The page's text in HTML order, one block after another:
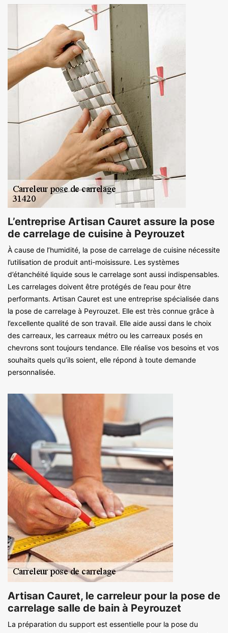
L’entreprise Artisan Cauret assure la pose
de carrelage de cuisine à Peyrouzet
À cause de l’humidité, la pose de carrelage de cuisine nécessite
l’utilisation de produit anti-moisissure. Les systèmes
d’étanchéité liquide sous le carrelage sont aussi indispensables.
Les carrelages doivent être protégés de l’eau pour être
performants. Artisan Cauret est une entreprise spécialisée dans
la pose de carrelage à Peyrouzet. Elle est très connue grâce à
l’excellente qualité de son travail. Elle aide aussi dans le choix
des carreaux, les carreaux métro ou les carreaux posés en
chevrons sont toujours tendance. Elle réalise vos besoins et vos
souhaits quels qu’ils soient, elle répond à toute demande
personnalisée.
Artisan Cauret, le carreleur pour la pose de
carrelage salle de bain à Peyrouzet
La préparation du support est essentielle pour la pose du